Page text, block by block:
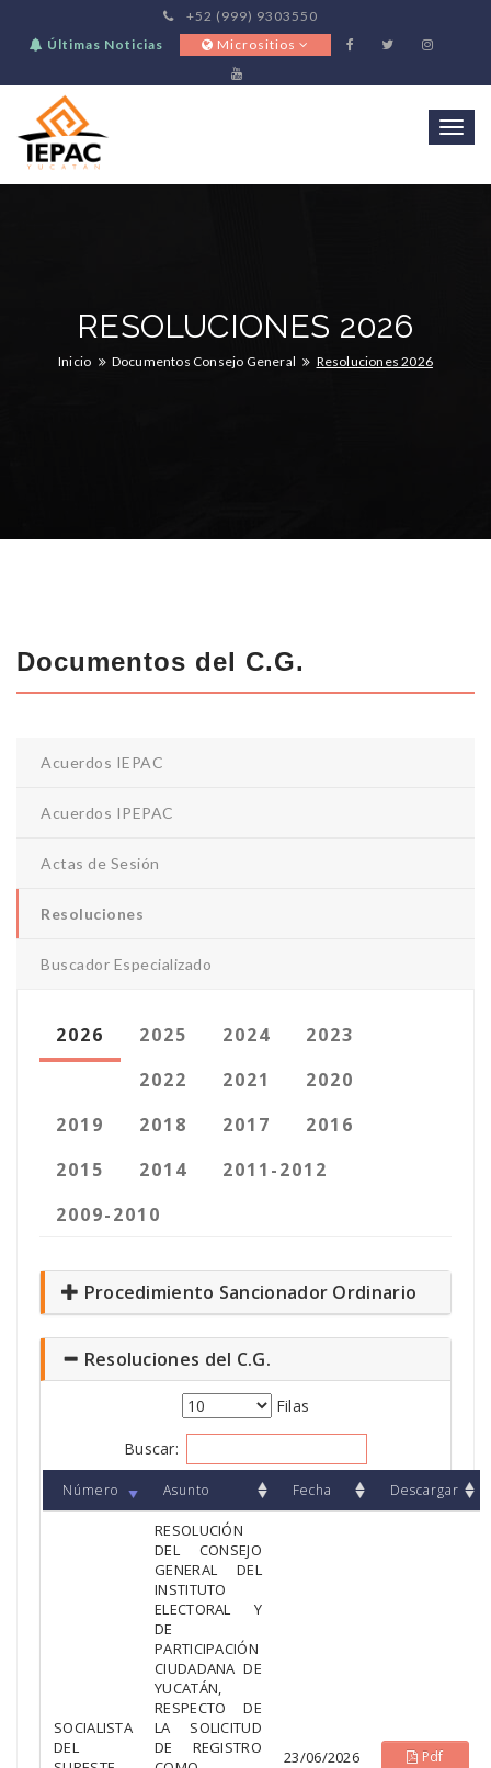
+52 (999) 9303550
Últimas Noticias
Micrositios
RESOLUCIONES 2026
Inicio Documentos Consejo General Resoluciones 2026
Documentos del C.G.
Acuerdos IEPAC
Acuerdos IPEPAC
Actas de Sesión
Resoluciones
Buscador Especializado
2026 2025 2024
2023
2022
2021
2020
2019
2018 2017
2016
2015
2014
2011-2012
2009-2010
Procedimiento Sancionador Ordinario
Resoluciones del C.G.
Filas
Buscar:
Número Asunto Fecha Descargar
SOCIALISTA
DEL
RESOLUCIÓN
DEL CONSEJO
GENERAL DEL
INSTITUTO
ELECTORAL Y
DE
PARTICIPACIÓN
CIUDADANA DE
YUCATÁN,
RESPECTO DE
LA SOLICITUD
DE REGISTRO
23/06/2026 Pdf